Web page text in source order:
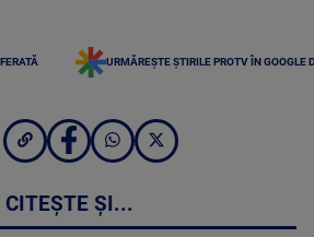
URMĂREȘTE ȘTIRILE PROTV ÎN GOOGLE
CITEȘTE ȘI...